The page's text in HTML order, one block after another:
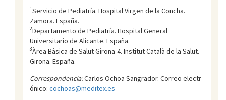
1Servicio de Pediatría. Hospital Virgen de la Concha.
Zamora. España.
2Departamento de Pediatría. Hospital General
Universitario de Alicante. España.
3Àrea Bàsica de Salut Girona-4. Institut Català de la Salut.
Girona. España.
Correspondencia:Carlos Ochoa Sangrador. Correo electr
ónico: cochoas@meditex.es